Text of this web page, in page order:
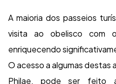
A maioria dos passeios
visita ao obelisco com
enriquecendo
O acesso a algumas destas
Philae, pode ser feito